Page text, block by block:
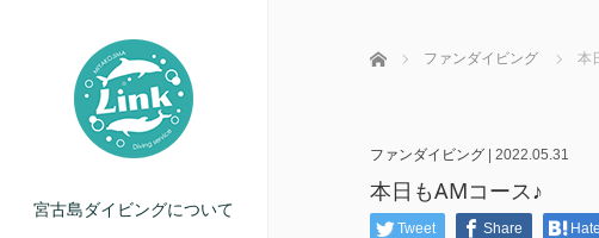
宮古島ダイビングについて
ホーム ファンダイビング 本
ファンダイビング| 2022.05.31
本日もAMコース♪
Tweet Share